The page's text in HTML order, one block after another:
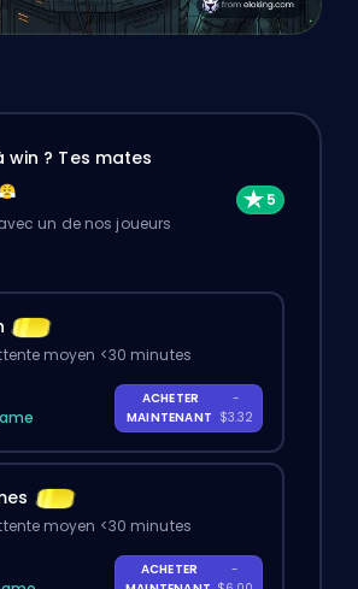
win ? Tes mates
un de nos joueurs
moyen <30 minutes
ACHETER
MAINTENANT
-
$3.32
moyen <30 minutes
ACHETER
-